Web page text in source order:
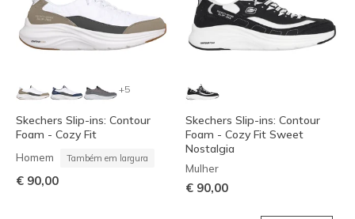
+5
Skechers Slip-ins: Contour
Foam - Cozy Fit
Homem Também em largura
€ 90,00
Skechers Slip-ins: Contour
Foam - Cozy Fit Sweet
Nostalgia
Mulher
€ 90,00